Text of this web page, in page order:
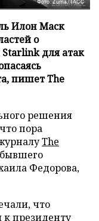
Фото: Zuma/ТАСС
Илон Маск
о
для атак
пишет The
решения
пора
The
Федорова,
что
президенту